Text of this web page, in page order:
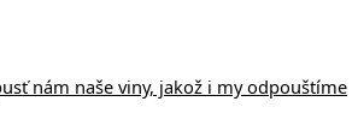
nám naše viny, jakož i my odpouštíme